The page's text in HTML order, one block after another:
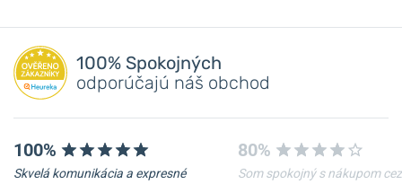
100% Spokojných
odporúčajú náš obchod
100%
Skvelá komunikácia a expresné
80%
Som spokojný s nákupom cez